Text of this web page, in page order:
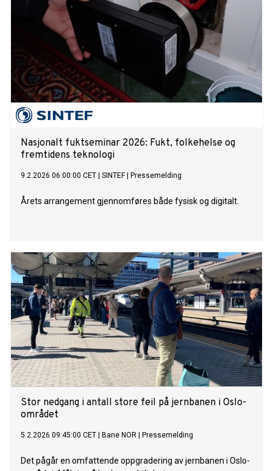
Nasjonalt fuktseminar 2026: Fukt, folkehelse og
fremtidens teknologi
9.2.2026 06:00:00 CET SINTEF| Pressemelding
Årets arrangement gjennomføres både fysisk og digitalt.
Stor nedgang i antall store feil på jernbanen i Oslo-
området
5.2.2026 09:45:00 CET Bane NOR Pressemelding
Det pågår en omfattende oppgradering av jernbanen i Oslo-